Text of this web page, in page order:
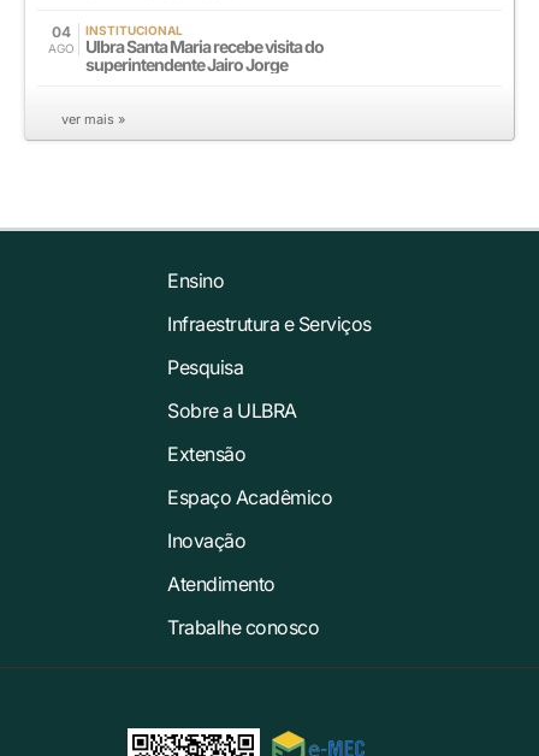
04
AGO
INSTITUCIONAL
Ulbra Santa Maria recebe visita do
superintendente Jairo Jorge
ver mais »
Ensino
Infraestrutura e Serviços
Pesquisa
Sobre a ULBRA
Extensão
Espaço Acadêmico
Inovação
Atendimento
Trabalhe conosco